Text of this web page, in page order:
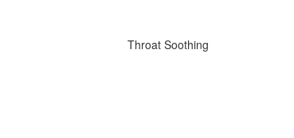
Throat Soothing